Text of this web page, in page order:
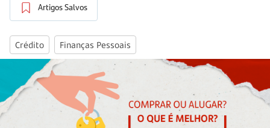
Artigos Salvos
Crédito Finanças Pessoais